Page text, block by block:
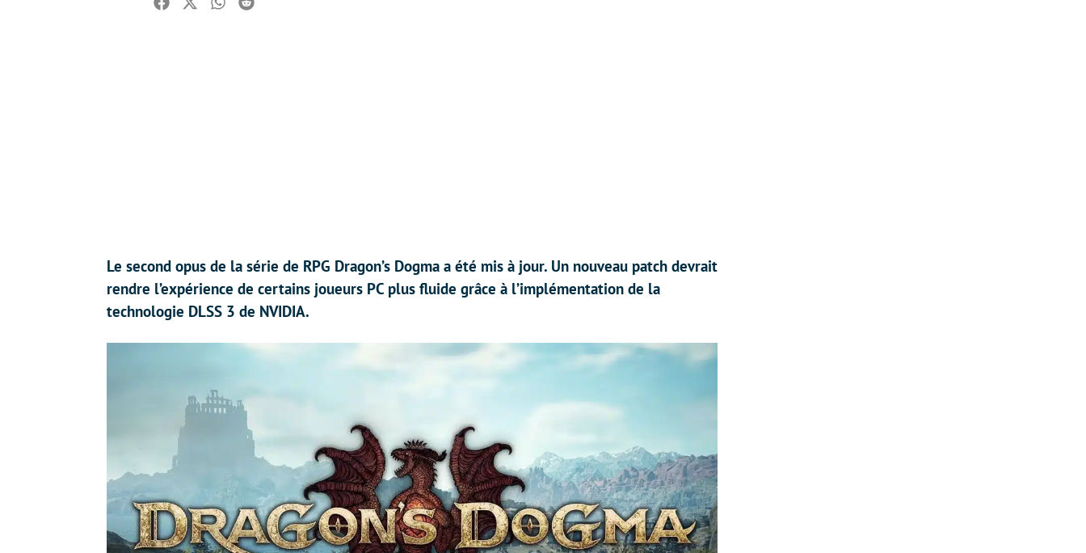
Facebook
TwitterWhatsapp
Reddit
Le second opus de la série de RPG Dragon’s Dogma a été mis à jour. Un nouveau patch devrait
rendre l’expérience de certains joueurs PC plus fluide grâce à l’implémentation de la
technologie DLSS 3 de NVIDIA.